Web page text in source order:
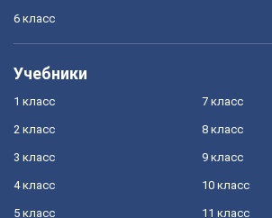
6 класс
Учебники
1 класс
2 класс
3 класс
4 класс
5 класс
7 класс
8 класс
9 класс
10 класс
11 класс